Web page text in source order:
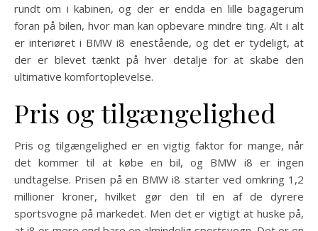
rundt om i kabinen, og der er endda en lille bagagerum
foran på bilen, hvor man kan opbevare mindre ting. Alt i alt
er interiøret i BMW i8 enestående, og det er tydeligt, at
der er blevet tænkt på hver detalje for at skabe den
ultimative komfortoplevelse.
Pris og tilgængelighed
Pris og tilgængelighed er en vigtig faktor for mange, når
det kommer til at købe en bil, og BMW i8 er ingen
undtagelse. Prisen på en BMW i8 starter ved omkring 1,2
millioner kroner, hvilket gør den til en af de dyrere
sportsvogne på markedet. Men det er vigtigt at huske på,